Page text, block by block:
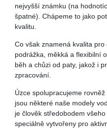
nejvyšší známku (na
špatné). Chápeme to jako
kvalitu.
Co však znamená kvalita
podrážka, měkká a flexibilní
běh a chůzi od paty, jakož i
zpracování.
Úzce spolupracujeme
jsou některé naše modely
je člověk středobodem
speciálně vytvořeny pro